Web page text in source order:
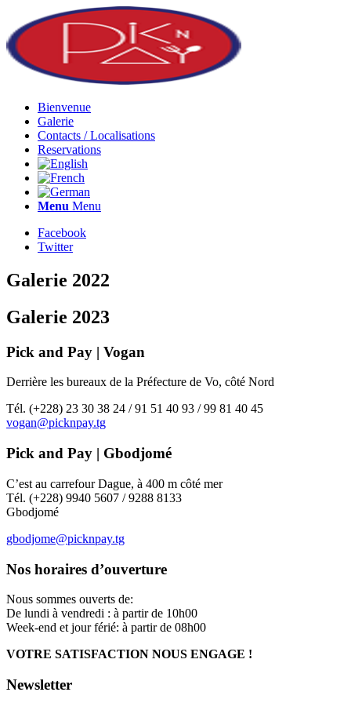
Bienvenue
Galerie
Contacts / Localisations
Reservations
Menu Menu
Facebook
Twitter
Galerie 2022
Galerie 2023
Pick and Pay | Vogan
Derrière les bureaux de la Préfecture de Vo, côté Nord
Tél. (+228) 23 30 38 24 / 91 51 40 93 / 99 81 40 45
vogan@picknpay.tg
Pick and Pay | Gbodjomé
C’est au carrefour Dague, à 400 m côté mer
Tél. (+228) 9940 5607 / 9288 8133
Gbodjomé
gbodjome@picknpay.tg
Nos horaires d’ouverture
Nous sommes ouverts de:
De lundi à vendredi : à partir de 10h00
Week-end et jour férié: à partir de 08h00
VOTRE SATISFACTION NOUS ENGAGE !
Newsletter